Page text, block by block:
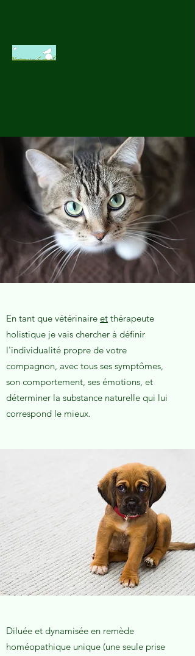
En tant que vétérinaire et thérapeute
holistique je vais chercher à définir
l'individualité propre de votre
compagnon, avec tous ses symptômes,
son comportement, ses émotions, et
déterminer la substance naturelle qui lui
correspond le mieux.
Diluée et dynamisée en remède
homéopathique unique (une seule prise